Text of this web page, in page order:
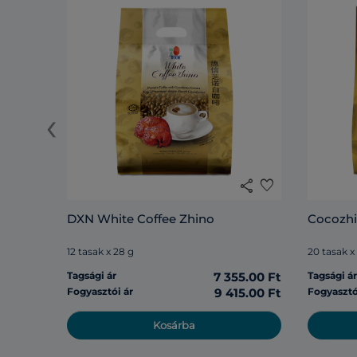
share favorite
DXN White Coffee Zhino
12 tasak x 28 g
Tagsági ár
7 355.00 Ft
Fogyasztói ár 9 415.00 Ft
Kosárba
Cocozhi
20 tasak x
Tagsági ár
‹